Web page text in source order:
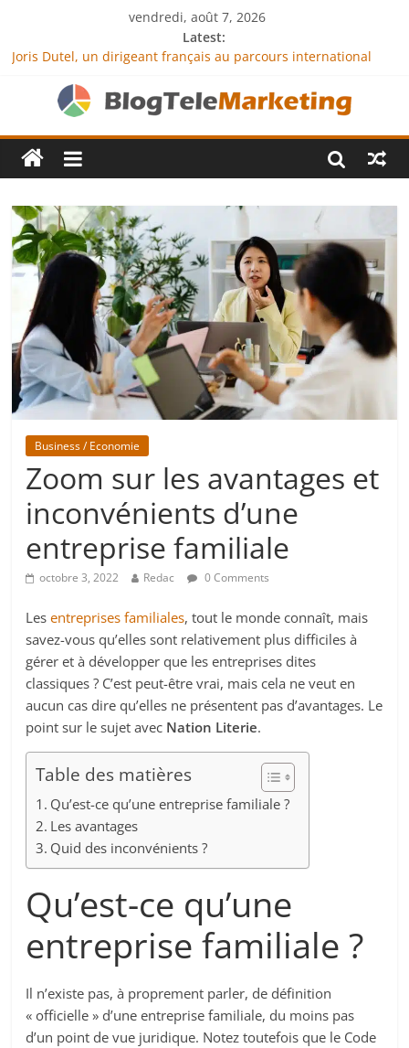
vendredi, août 7, 2026
Latest:
Joris Dutel, un dirigeant français au parcours international
Agria Assurance Animaux : comment l’entreprise se
démarque-t-elle de la concurrence ?
JCA Academy : l’excellence au service de l’indépendance
financière
Denis Bouclon : la diplomatie éducative comme moteur de
Next Terra International : des solutions logistiques au service
du commerce international
Business / Economie
Zoom sur les avantages et
inconvénients d’une
entreprise familiale
octobre 3, 2022 Redac 0 Comments
Lesentreprises familiales, tout le monde connaît, mais
savez-vous qu’elles sont relativement plus difficiles à
gérer et à développer que les entreprises dites
classiques ? C’est peut-être vrai, mais cela ne veut en
aucun cas dire qu’elles ne présentent pas d’avantages. Le
point sur le sujet avec Nation Literie.
Table des matières
Qu’est-ce qu’une entreprise familiale ?
Les avantages
Quid des inconvénients ?
Qu’est-ce qu’une
entreprise familiale ?
Il n’existe pas, à proprement parler, de définition
« officielle » d’une entreprise familiale, du moins pas
d’un point de vue juridique. Notez toutefois que le Code